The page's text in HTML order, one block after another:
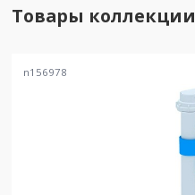
Товары коллекции
n156978